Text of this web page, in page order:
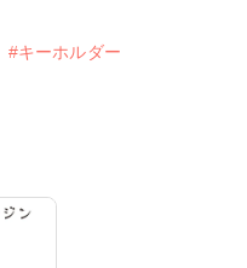
#キーホルダー